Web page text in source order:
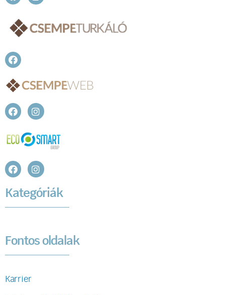
Kategóriák
Fontos oldalak
Karrier